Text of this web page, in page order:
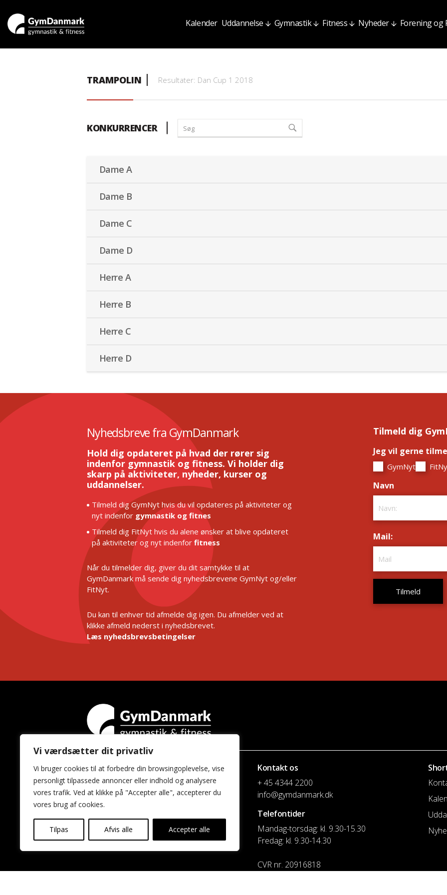
Vi værdsætter dit privatliv
Vi bruger cookies til at forbedre din browsingoplevelse, vise
personligt tilpassede annoncer eller indhold og analysere
vores trafik. Ved at klikke på "Accepter alle", accepterer du
vores brug af cookies.
Tilpas Afvis alle Accepter alle
Kalender Uddannelse Gymnastik Fitness Nyheder Forening og
TRAMPOLIN Resultater: Dan Cup 1 2018
KONKURRENCER
Dame A
Dame B
Dame C
Dame D
Herre A
Herre B
Herre C
Herre D
Nyhedsbreve fra GymDanmark
Hold dig opdateret på hvad der rører sig
indenfor gymnastik og fitness. Vi holder dig
skarp på aktiviteter, nyheder, kurser og
uddannelser.
Tilmeld dig GymNyt hvis du vil opdateres på aktiviteter og
nyt indenfor gymnastik og fitnes
Tilmeld dig FitNyt hvis du alene ønsker at blive opdateret
på aktiviteter og nyt indenfor fitness
Når du tilmelder dig, giver du dit samtykke til at
GymDanmark må sende dig nyhedsbrevene GymNyt og/eller
FitNyt.
Du kan til enhver tid afmelde dig igen. Du afmelder ved at
klikke afmeld nederst i nyhedsbrevet.
Læs nyhedsbrevsbetingelser
Tilmeld dig
Jeg vil gerne
GymNyt
Navn
Mail:
GymDanmark
Idrættens Hus
Brøndby Stadion 20
2605 Brøndby
Kontakt os
+ 45 4344 2200
info@gymdanmark.dk
Telefontider
Mandag-torsdag: kl. 9.30-15.30
Fredag: kl. 9.30-14.30
CVR nr. 20916818